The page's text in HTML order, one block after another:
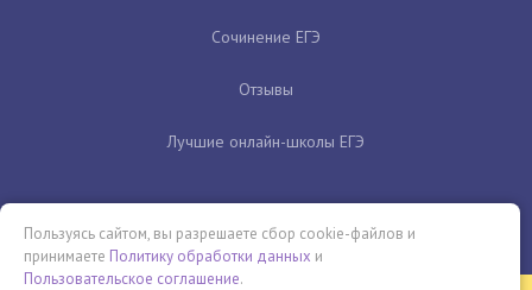
Сочинение ЕГЭ
Отзывы
Лучшие онлайн-школы ЕГЭ
Пользуясь сайтом, вы разрешаете сбор cookie-файлов и
принимаете Политику обработки данных и
Пользовательское соглашение.